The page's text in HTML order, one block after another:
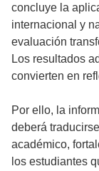
concluye la
internacional y
evaluación
Los resultados
convierten en
Por ello, la
deberá
académico,
los estudiantes